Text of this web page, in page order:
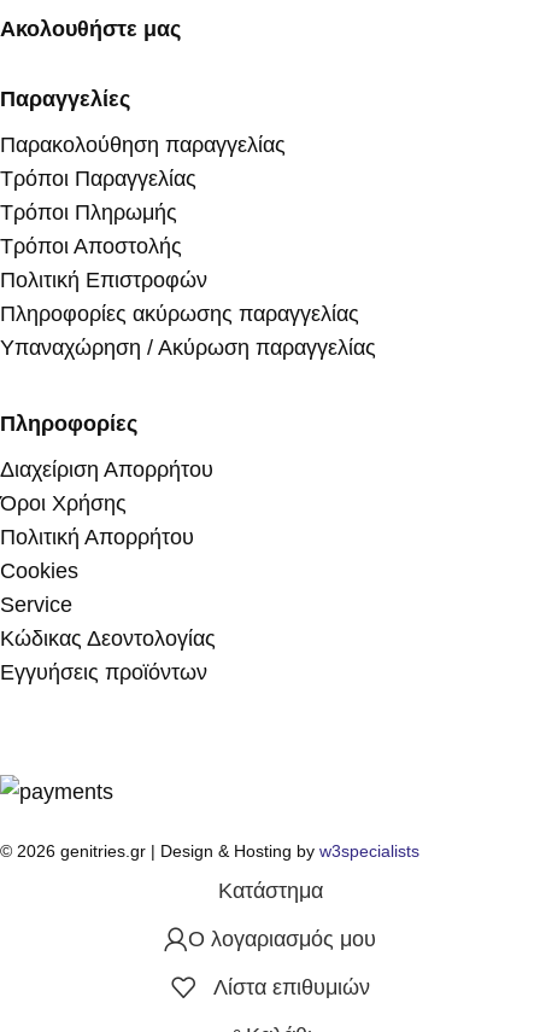
Ακολουθήστε μας
Παραγγελίες
Παρακολούθηση παραγγελίας
Τρόποι Παραγγελίας
Τρόποι Πληρωμής
Τρόποι Αποστολής
Πολιτική Επιστροφών
Πληροφορίες ακύρωσης παραγγελίας
Υπαναχώρηση / Ακύρωση παραγγελίας
Πληροφορίες
Διαχείριση Απορρήτου
Όροι Χρήσης
Πολιτική Απορρήτου
Cookies
Service
Κώδικας Δεοντολογίας
Εγγυήσεις προϊόντων
© 2026 genitries.gr | Design & Hosting by w3specialists
Κατάστημα
Ο λογαριασμός μου
Λίστα επιθυμιών